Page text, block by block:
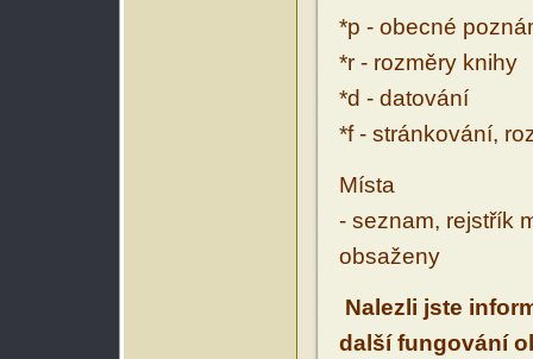
*p - obecné
*r - rozměry knihy
*d - datování
*f - stránkování,
Místa
- seznam, rejstřík
obsaženy
Nalezli jste
další fungování